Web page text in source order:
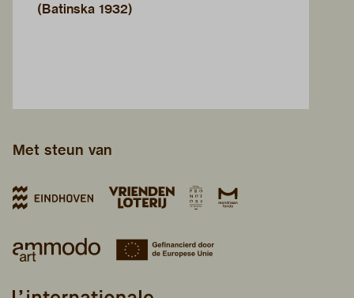
(Batinska 1932)
Met steun van